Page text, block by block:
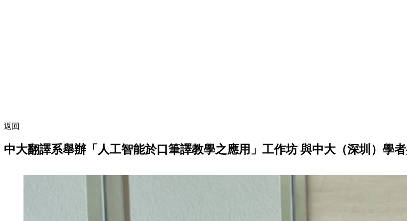
返回
中大翻譯系舉辦「人工智能於口筆譯教學之應用」工作坊 與中大（深圳）學